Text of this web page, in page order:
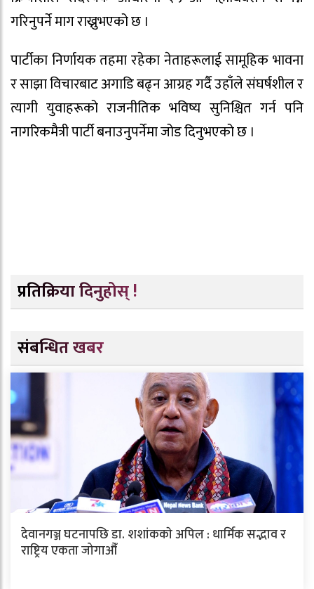
गरिनुपर्ने माग राख्नुभएको छ ।
पार्टीका निर्णायक तहमा रहेका नेताहरूलाई सामूहिक भावना
र साझा विचारबाट अगाडि बढ्न आग्रह गर्दै उहाँले संघर्षशील र
त्यागी युवाहरूको राजनीतिक भविष्य सुनिश्चित गर्न पनि
नागरिकमैत्री पार्टी बनाउनुपर्नेमा जोड दिनुभएको छ ।
प्रतिक्रिया दिनुहोस् !
संबन्धित खबर
देवानगञ्ज घटनापछि डा. शशांककाे अपिल : धार्मिक सद्भाव र
राष्ट्रिय एकता जोगाऔँ